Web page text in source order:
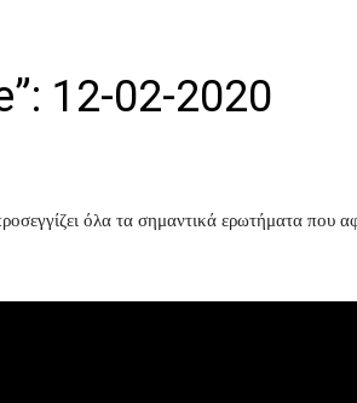
12-02-2020
όλα τα σημαντικά ερωτήματα που